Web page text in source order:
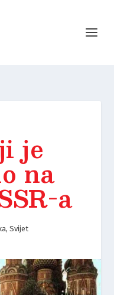
je
na
a
, Svijet